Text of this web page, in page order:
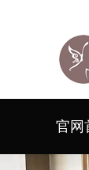
官网